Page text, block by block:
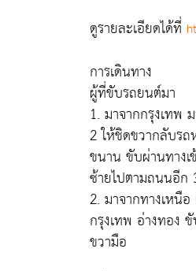
ดูรายละเอียดได้ที่
การเดินทาง
ผู้ที่ขับรถยนต์มา
1. มาจากกรุงเทพ
2 ให้ชิดขวากลับรถ
ขนาน ขับผ่านทางเ
ซ้ายไปตามถนนอีก
2. มาจากทางเหนื
กรุงเทพ อ่างทอง
ขวามือ